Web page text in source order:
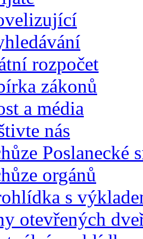
rozpočet
zákonů
a média
nás
Poslanecké
orgánů
s
otevřených